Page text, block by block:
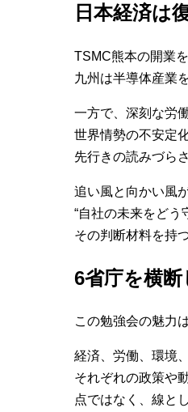
日本経済は
TSMC熊本の開業を
九州は半導体産業
一方で、深刻な労
世界情勢の不安定
先行きの読みづら
追い風と向かい風
“自社の未来をどう
その判断材料を持
6省庁を横
この勉強会の魅力
経済、労働、環境
それぞれの政策や
点ではなく、線と